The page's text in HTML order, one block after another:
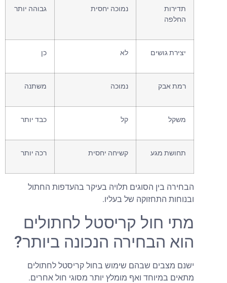
נמוכה יחסית
יצירת גושים לא
נמוכה
תחושת מגע קשיחה יחסית
הבחירה בין הסוגים תלויה בעיקר בהעדפות החתול
ובנוחות התחזוקה של בעליו.
מתי חול קריסטל לחתולים
הוא הבחירה הנכונה ביותר?
ישנם מצבים שבהם שימוש בחול קריסטל לחתולים
מתאים במיוחד ואף מומלץ יותר מסוגי חול אחרים.